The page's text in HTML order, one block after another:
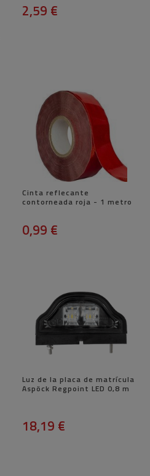
2,59 €
Cinta reflecante
contorneada roja - 1 metro
0,99 €
Luz de la placa de matrícula
Aspöck Regpoint LED 0,8 m
18,19 €